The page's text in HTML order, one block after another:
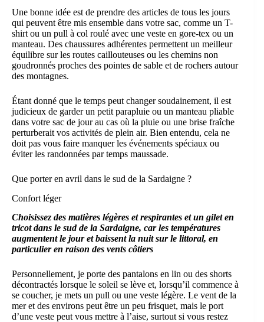
Une bonne idée est de prendre des articles de tous les jours
qui peuvent être mis ensemble dans votre sac, comme un T-
shirt ou un pull à col roulé avec une veste en gore-tex ou un
manteau. Des chaussures adhérentes permettent un meilleur
équilibre sur les routes caillouteuses ou les chemins non
goudronnés proches des pointes de sable et de rochers autour
des montagnes.
Étant donné que le temps peut changer soudainement, il est
judicieux de garder un petit parapluie ou un manteau pliable
dans votre sac de jour au cas où la pluie ou une brise fraîche
perturberait vos activités de plein air. Bien entendu, cela ne
doit pas vous faire manquer les événements spéciaux ou
éviter les randonnées par temps maussade.
Que porter en avril dans le sud de la Sardaigne ?
Confort léger
Choisissez des matières légères et respirantes et un gilet en
tricot dans le sud de la Sardaigne, car les températures
augmentent le jour et baissent la nuit sur le littoral, en
particulier en raison des vents côtiers
Personnellement, je porte des pantalons en lin ou des shorts
décontractés lorsque le soleil se lève et, lorsqu’il commence à
se coucher, je mets un pull ou une veste légère. Le vent de la
mer et des environs peut être un peu frisquet, mais le port
d’une veste peut vous mettre à l’aise, surtout si vous restez